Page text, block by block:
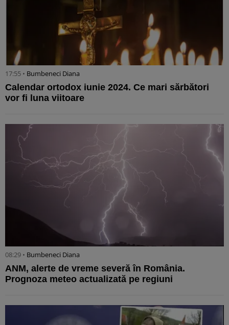
17:55 • Bumbeneci Diana
Calendar ortodox iunie 2024. Ce mari sărbători
vor fi luna viitoare
08:29 • Bumbeneci Diana
ANM, alerte de vreme severă în România.
Prognoza meteo actualizată pe regiuni